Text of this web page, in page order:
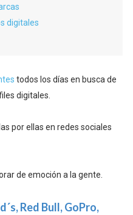
digitales
todos los días en busca de
digitales.
por ellas en redes sociales
de emoción a la gente.
Red Bull, GoPro,